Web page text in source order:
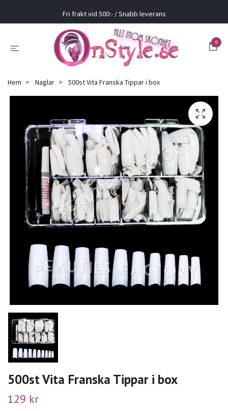
Fri frakt vid 500:- / Snabb leverans
0
Hem Naglar 500st Vita Franska Tippar i box
500st Vita Franska Tippar i box
129 kr